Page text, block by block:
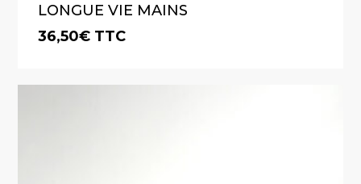
VOTRE PANIER EST VIDE.
LONGUE VIE MAINS
36,50€ TTC